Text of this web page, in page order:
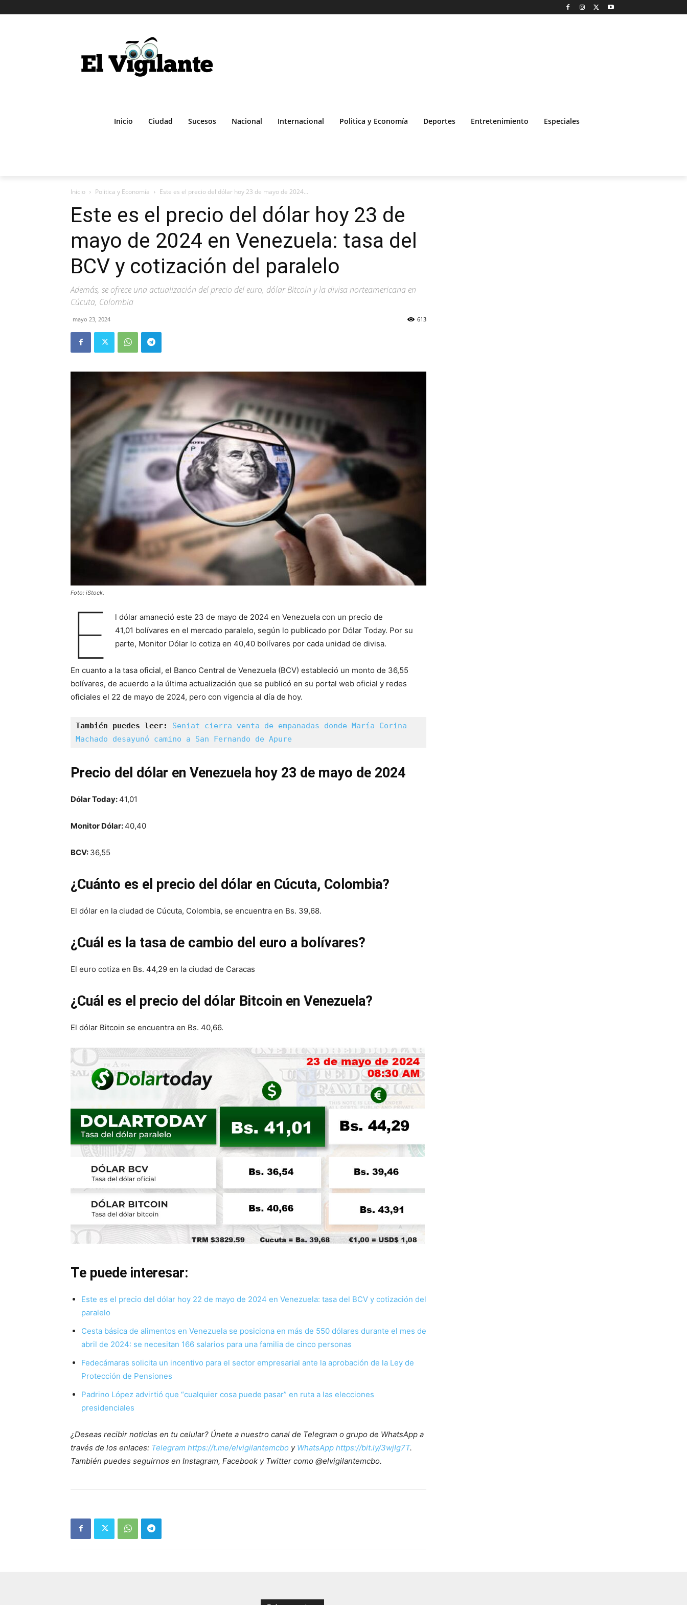
Inicio Ciudad Sucesos Nacional Internacional Politica y Economía Deportes Entretenimiento Especiales
Inicio Politica y Economía Este es el precio del dólar hoy 23 de mayo de 2024...
Este es el precio del dólar hoy 23 de
mayo de 2024 en Venezuela: tasa del
BCV y cotización del paralelo
Además, se ofrece una actualización del precio del euro, dólar Bitcoin y la divisa norteamericana en
Cúcuta, Colombia
mayo 23, 2024 613
Foto: iStock.
E
l dólar amaneció este 23 de mayo de 2024 en Venezuela con un precio de
41,01 bolívares en el mercado paralelo, según lo publicado por Dólar Today. Por su
parte, Monitor Dólar lo cotiza en 40,40 bolívares por cada unidad de divisa.
En cuanto a la tasa oficial, el Banco Central de Venezuela (BCV) estableció un monto de 36,55
bolívares, de acuerdo a la última actualización que se publicó en su portal web oficial y redes
oficiales el 22 de mayo de 2024, pero con vigencia al día de hoy.
También puedes leer:
Seniat cierra venta de empanadas donde María Corina
Machado desayunó camino a San Fernando de Apure
Precio del dólar en Venezuela hoy 23 de mayo de 2024
Dólar Today:41,01
Monitor Dólar:40,40
BCV: 36,55
¿Cuánto es el precio del dólar en Cúcuta, Colombia?
El dólar en la ciudad de Cúcuta, Colombia, se encuentra en Bs. 39,68.
¿Cuál es la tasa de cambio del euro a bolívares?
El euro cotiza en Bs. 44,29 en la ciudad de Caracas
¿Cuál es el precio del dólar Bitcoin en Venezuela?
El dólar Bitcoin se encuentra en Bs. 40,66.
Te puede interesar:
Este es el precio del dólar hoy 22 de mayo de 2024 en Venezuela: tasa del BCV y cotización del
paralelo
Cesta básica de alimentos en Venezuela se posiciona en más de 550 dólares durante el mes de
abril de 2024: se necesitan 166 salarios para una familia de cinco personas
Fedecámaras solicita un incentivo para el sector empresarial ante la aprobación de la Ley de
Protección de Pensiones
Padrino López advirtió que “cualquier cosa puede pasar” en ruta a las elecciones
presidenciales
¿Deseas recibir noticias en tu celular? Únete a nuestro canal de Telegram o grupo de WhatsApp a
través de los enlaces: Telegram https://t.me/elvigilantemcbo y WhatsApp https://bit.ly/3wjIg7T.
También puedes seguirnos en Instagram, Facebook y Twitter como @elvigilantemcbo.